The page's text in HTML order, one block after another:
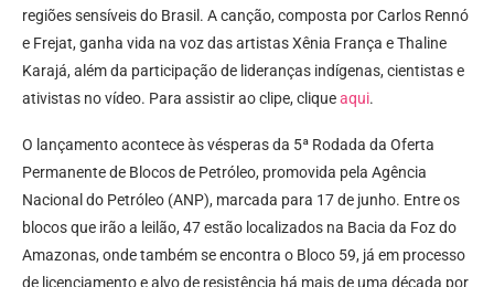
regiões sensíveis do Brasil. A canção, composta por Carlos Rennó
e Frejat, ganha vida na voz das artistas Xênia França e Thaline
Karajá, além da participação de lideranças indígenas, cientistas e
ativistas no vídeo. Para assistir ao clipe, cliqueaqui.
O lançamento acontece às vésperas da 5ª Rodada da Oferta
Permanente de Blocos de Petróleo, promovida pela Agência
Nacional do Petróleo (ANP), marcada para 17 de junho. Entre os
blocos que irão a leilão, 47 estão localizados na Bacia da Foz do
Amazonas, onde também se encontra o Bloco 59, já em processo
de licenciamento e alvo de resistência há mais de uma década por